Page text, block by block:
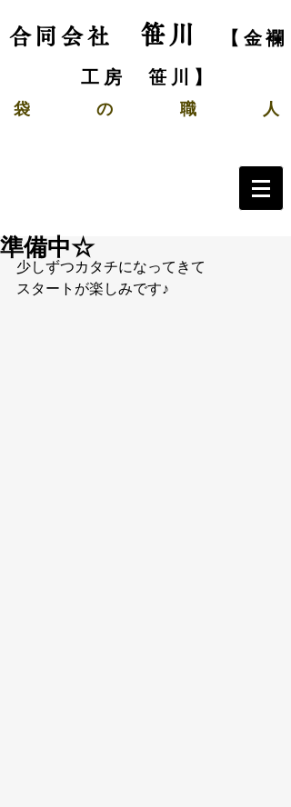
合同会社 笹川
【金襴
工房 笹川】
袋 の 職 人
準備中☆
少しずつカタチになってきて
スタートが楽しみです♪